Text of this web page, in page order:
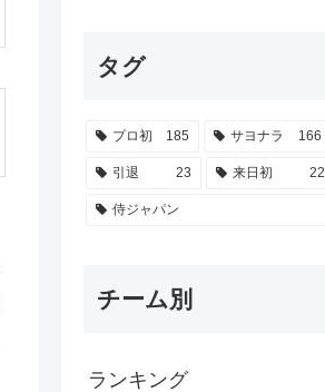
タグ
プロ初 185 サヨナラ 166
引退 23 来日初 22
侍ジャパン
チーム別
ランキング